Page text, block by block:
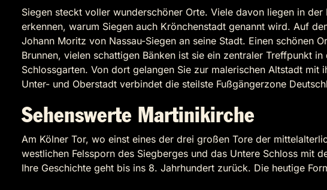
Siegen steckt voller wunderschöner Orte. Viele davon liegen in
erkennen, warum Siegen auch Krönchenstadt genannt wird. Auf
Johann Moritz von Nassau-Siegen an seine Stadt. Einen schönen
Brunnen, vielen schattigen Bänken ist sie ein zentraler Treffpunkt
Schlossgarten. Von dort gelangen Sie zur malerischen Altstadt
Unter- und Oberstadt verbindet die steilste Fußgängerzone
Sehenswerte Martinikirche
Am Kölner Tor, wo einst eines der drei großen Tore der
westlichen Felssporn des Siegberges und das Untere Schloss mit
Ihre Geschichte geht bis ins 8. Jahrhundert zurück. Die heutige